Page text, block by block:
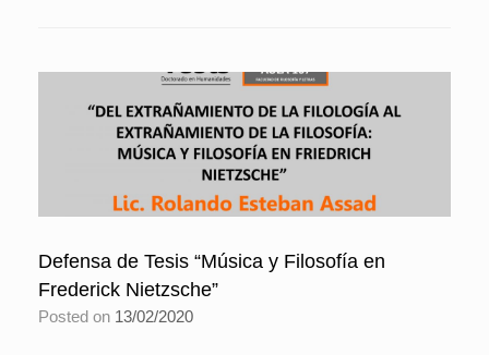
Defensa de Tesis “Música y Filosofía en
Frederick Nietzsche”
Posted on 13/02/2020